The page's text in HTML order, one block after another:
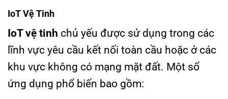
IoT Vệ Tinh
IoT vệ tinh chủ yếu được sử dụng trong các
lĩnh vực yêu cầu kết nối toàn cầu hoặc ở các
khu vực không có mạng mặt đất. Một số
ứng dụng phổ biến bao gồm: